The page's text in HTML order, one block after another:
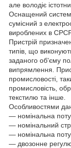
але володіє
Оснащений
сумісний з
вироблених в
Пристрій
типів, що
заданого об'єму
випрямлення.
промисловості,
промисловість,
текстилю та інше.
Особливостями
― номінальна
― номінальний
— номінальна
— двозонне